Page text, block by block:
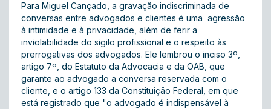
Para Miguel Cançado, a gravação indiscriminada de
conversas entre advogados e clientes é uma agressão
à intimidade e à privacidade, além de ferir a
inviolabilidade do sigilo profissional e o respeito às
prerrogativas dos advogados. Ele lembrou o inciso 3º,
artigo 7º, do Estatuto da Advocacia e da OAB, que
garante ao advogado a conversa reservada com o
cliente, e o artigo 133 da Constituição Federal, em que
está registrado que "o advogado é indispensável à